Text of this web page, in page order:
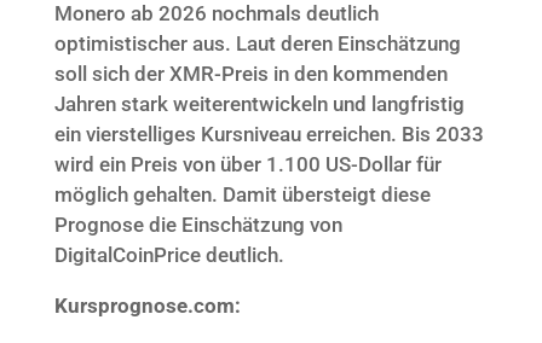
Monero ab 2026 nochmals deutlich
optimistischer aus. Laut deren Einschätzung
soll sich der XMR-Preis in den kommenden
Jahren stark weiterentwickeln und langfristig
ein vierstelliges Kursniveau erreichen. Bis 2033
wird ein Preis von über 1.100 US-Dollar für
möglich gehalten. Damit übersteigt diese
Prognose die Einschätzung von
DigitalCoinPrice deutlich.
Kursprognose.com: